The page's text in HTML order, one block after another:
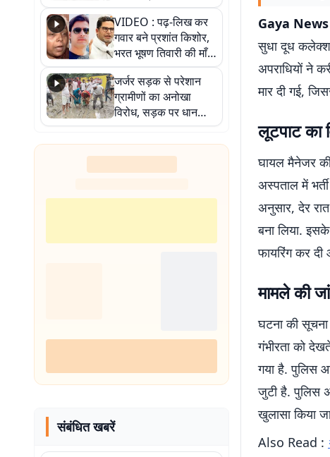
आखिर कब आएगी बहाली?
देखें वीडियो
VIDEO : पढ़-लिख कर
गवार बने प्रशांत किशोर,
भरत भूषण तिवारी की माँ ने
कहा नहीं थी उम्मीद, बेटा
था तो किसी को बोलने की
नहीं थी हिम्मत
जर्जर सड़क से परेशान
ग्रामीणों का अनोखा
विरोध, सड़क पर धान
रोपकर और खाद डालकर
जताया आक्रोश
संबंधित खबरें
Gaya
सुधा दूध
अपराधियों ने
मार दी गई,
लूटपाट का
घायल मैनेजर
अस्पताल में
अनुसार, देर
बना लिया.
फायरिंग कर
मामले की
घटना की
गंभीरता को
गया है. पुलिस
जुटी है. पुलिस
खुलासा किया
Also Read :